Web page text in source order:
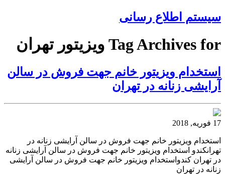
سیستم اطلاع رسانی
Tag Archives for ویزیتور تهران
استخدام ویزیتور خانم جهت فروش در سالن
آرایشی زنانه در تهران
17 فوریه, 2018
استخدام ویزیتور خانم جهت فروش در سالن آرایشی زنانه در
تهرانکندو استخدام ویزیتور خانم جهت فروش در سالن آرایشی زنانه
در تهران کندواستخدام ویزیتور خانم جهت فروش در سالن آرایشی
زنانه در تهران